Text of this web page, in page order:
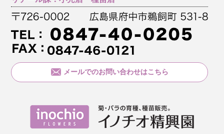
メールでのお問い合わせはこちら